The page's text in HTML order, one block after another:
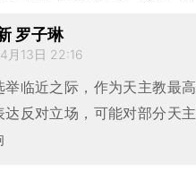
罗子琳
月13日 22:16
举临近之际，作为天主教最
达反对立场，可能对部分天